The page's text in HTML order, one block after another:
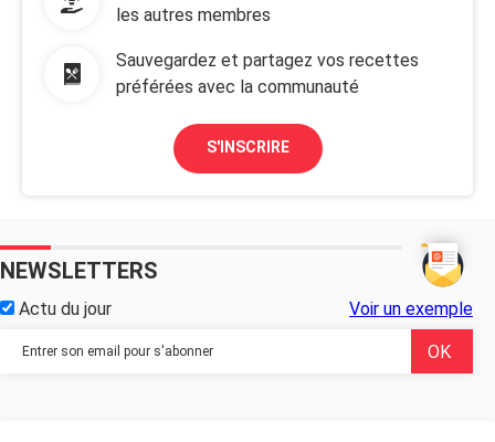
les autres membres
Sauvegardez et partagez vos recettes
préférées avec la communauté
S'INSCRIRE
NEWSLETTERS
Actu du jour Voir un exemple